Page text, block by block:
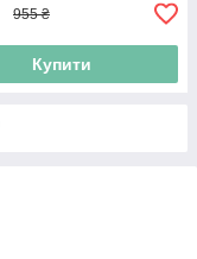
955 ₴
Купити